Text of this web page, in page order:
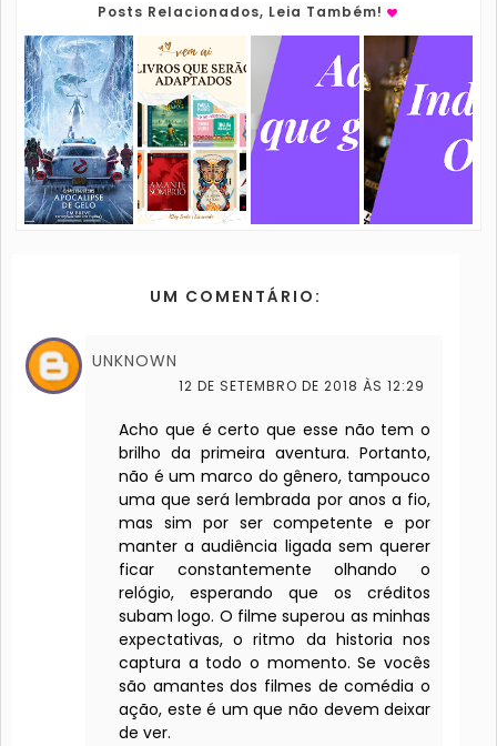
Posts Relacionados, Leia Também!
UM COMENTÁRIO:
UNKNOWN
12 DE SETEMBRO DE 2018 ÀS 12:29
Acho que é certo que esse não tem o
brilho da primeira aventura. Portanto,
não é um marco do gênero, tampouco
uma que será lembrada por anos a fio,
mas sim por ser competente e por
manter a audiência ligada sem querer
ficar constantemente olhando o
relógio, esperando que os créditos
subam logo. O filmesuperou as minhas
expectativas, o ritmo da historia nos
captura a todo o momento. Se vocês
são amantes dos filmes de comédia o
ação, este é um que não devem deixar
de ver.